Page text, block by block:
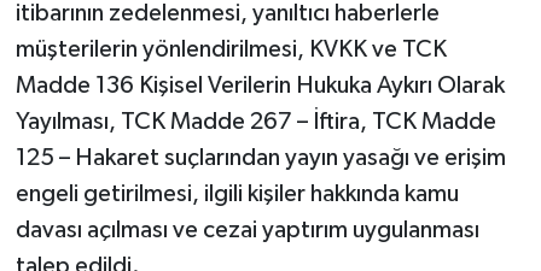
itibarının zedelenmesi, yanıltıcı haberlerle
müşterilerin yönlendirilmesi, KVKK ve TCK
Madde 136 Kişisel Verilerin Hukuka Aykırı Olarak
Yayılması, TCK Madde 267 – İftira, TCK Madde
125 – Hakaret suçlarından yayın yasağı ve erişim
engeli getirilmesi, ilgili kişiler hakkında kamu
davası açılması ve cezai yaptırım uygulanması